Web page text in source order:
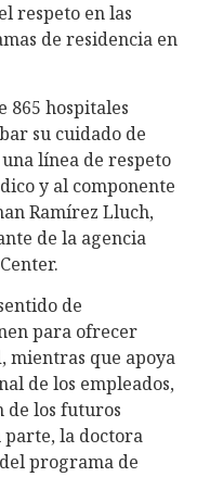
respeto en las
de residencia en
865 hospitales
su cuidado de
línea de respeto
y al componente
Ramírez Lluch,
de la agencia
de
para ofrecer
mientras que apoya
de los empleados,
de los futuros
parte, la doctora
programa de